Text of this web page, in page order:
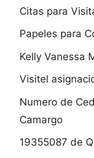
Citas para
Papeles para
Kelly Vanessa
Visitel
Numero de
Camargo
19355087 de